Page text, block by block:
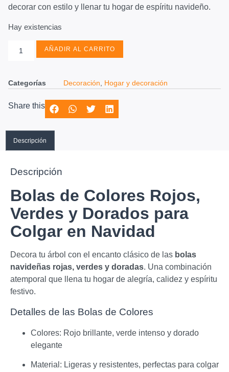
decorar con estilo y llenar tu hogar de espíritu navideño.
Hay existencias
AÑADIR AL CARRITO
Categorías Decoración Hogar y decoración
Share this
Descripción
Descripción
Bolas de Colores Rojos,
Verdes y Dorados para
Colgar en Navidad
Decora tu árbol con el encanto clásico de las bolas
navideñas rojas, verdes y doradas. Una combinación
atemporal que llena tu hogar de alegría, calidez y espíritu
festivo.
Detalles de las Bolas de Colores
Colores: Rojo brillante, verde intenso y dorado
elegante
Material: Ligeras y resistentes, perfectas para colgar